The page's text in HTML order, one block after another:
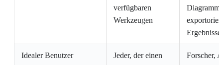
verfügbaren
Werkzeugen
Ergebnisse
Idealer Benutzer
Jeder, der einen
Forscher,